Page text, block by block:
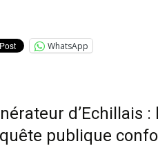
WhatsApp
d’Echillais
publique